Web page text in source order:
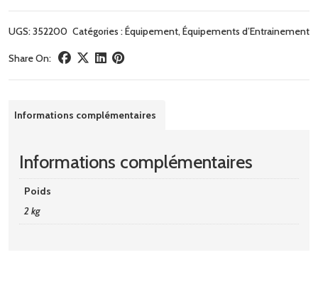
UGS:352200 Catégories :Équipement, Équipements d’Entrainement
Share On:
Informations complémentaires
Informations complémentaires
Poids
2 kg